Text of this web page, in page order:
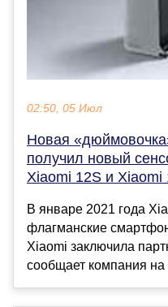
02:50, 05 Июл
Новая
получил новый
Xiaomi 12S и
В январе 2021 года
флагманские
Xiaomi заключила
сообщает компания на